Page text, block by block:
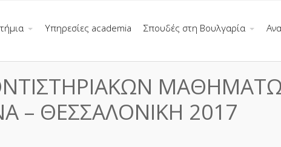
Υπηρεσίες academia Σπουδές στη Βουλγαρία
– ΘΕΣΣΑΛΟΝΙΚΗ 2017